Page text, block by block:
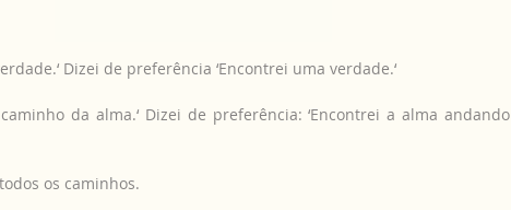
Dizei de preferência ‘Encontrei uma verdade.‘
da alma.‘ Dizei de preferência: ‘Encontrei a alma andando
os caminhos.